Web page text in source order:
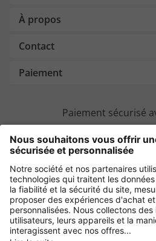
À propos
Contact
Paiement
Paiement sécurisé
Autres magasins en ligne
Suisse